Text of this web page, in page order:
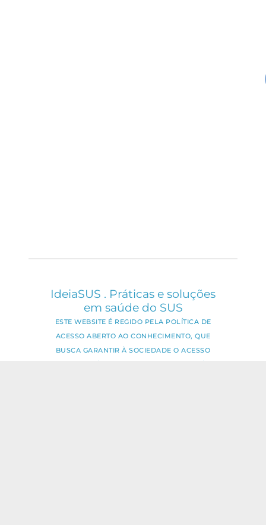
IdeiaSUS . Práticas e soluções
em saúde do SUS
ESTE WEBSITE É REGIDO PELA POLÍTICA DE
ACESSO ABERTO AO CONHECIMENTO, QUE
BUSCA GARANTIR À SOCIEDADE O ACESSO